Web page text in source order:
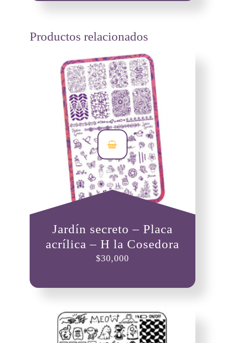
Productos relacionados
Jardín secreto – Placa
acrílica – H la Cosedora
$30,000